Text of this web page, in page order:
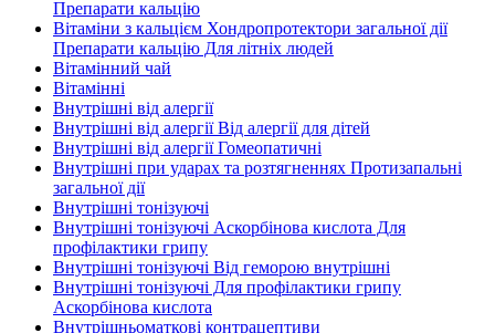
Препарати кальцію
Вітаміни з кальцієм Хондропротектори загальної дії
Препарати кальцію Для літніх людей
Вітамінний чай
Вітамінні
Внутрішні від алергії
Внутрішні від алергії Від алергії для дітей
Внутрішні від алергії Гомеопатичні
Внутрішні при ударах та розтягненнях Протизапальні
загальної дії
Внутрішні тонізуючі
Внутрішні тонізуючі Аскорбінова кислота Для
профілактики грипу
Внутрішні тонізуючі Від геморою внутрішні
Внутрішні тонізуючі Для профілактики грипу
Аскорбінова кислота
Внутрішньоматкові контрацептиви